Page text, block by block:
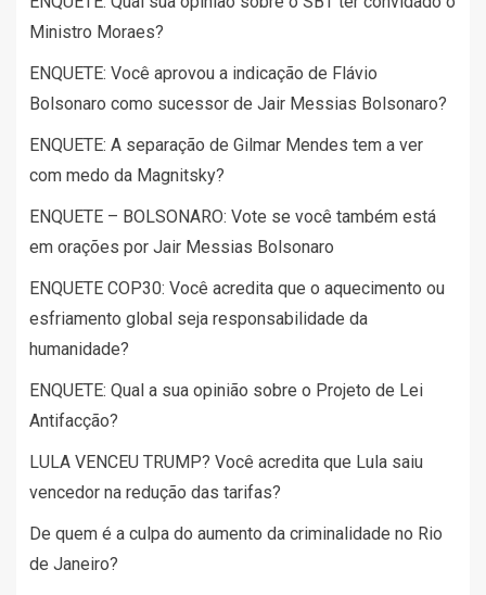
Ministro Moraes?
ENQUETE: Você aprovou a indicação de Flávio
Bolsonaro como sucessor de Jair Messias Bolsonaro?
ENQUETE: A separação de Gilmar Mendes tem a ver
com medo da Magnitsky?
ENQUETE – BOLSONARO: Vote se você também está
em orações por Jair Messias Bolsonaro
ENQUETE COP30: Você acredita que o aquecimento ou
esfriamento global seja responsabilidade da
humanidade?
ENQUETE: Qual a sua opinião sobre o Projeto de Lei
Antifacção?
LULA VENCEU TRUMP? Você acredita que Lula saiu
vencedor na redução das tarifas?
De quem é a culpa do aumento da criminalidade no Rio
de Janeiro?